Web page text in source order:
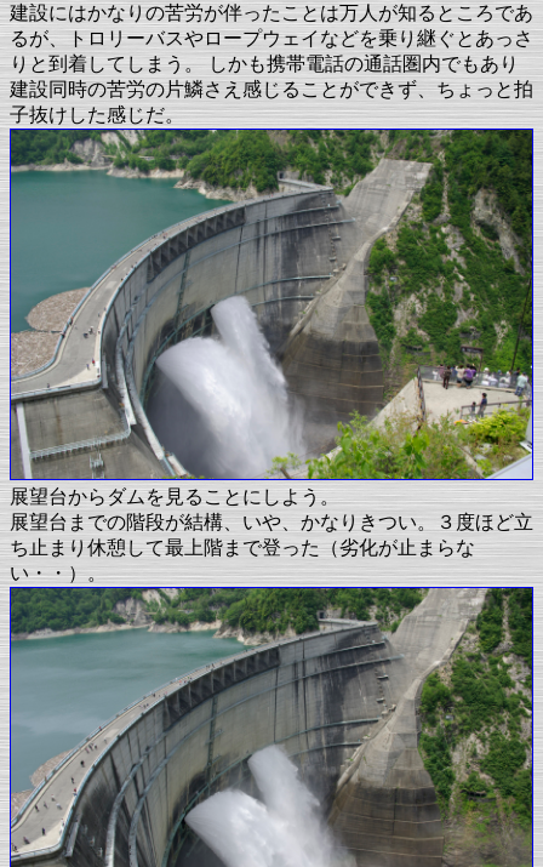
建設にはかなりの苦労が伴ったことは万人が知るところであ
るが、トロリーバスやロープウェイなどを乗り継ぐとあっさ
りと到着してしまう。 しかも携帯電話の通話圏内でもあり
建設同時の苦労の片鱗さえ感じることができず、ちょっと拍
子抜けした感じだ。
展望台からダムを見ることにしよう。
展望台までの階段が結構、いや、かなりきつい。３度ほど立
ち止まり休憩して最上階まで登った（劣化が止まらな
い・・）。